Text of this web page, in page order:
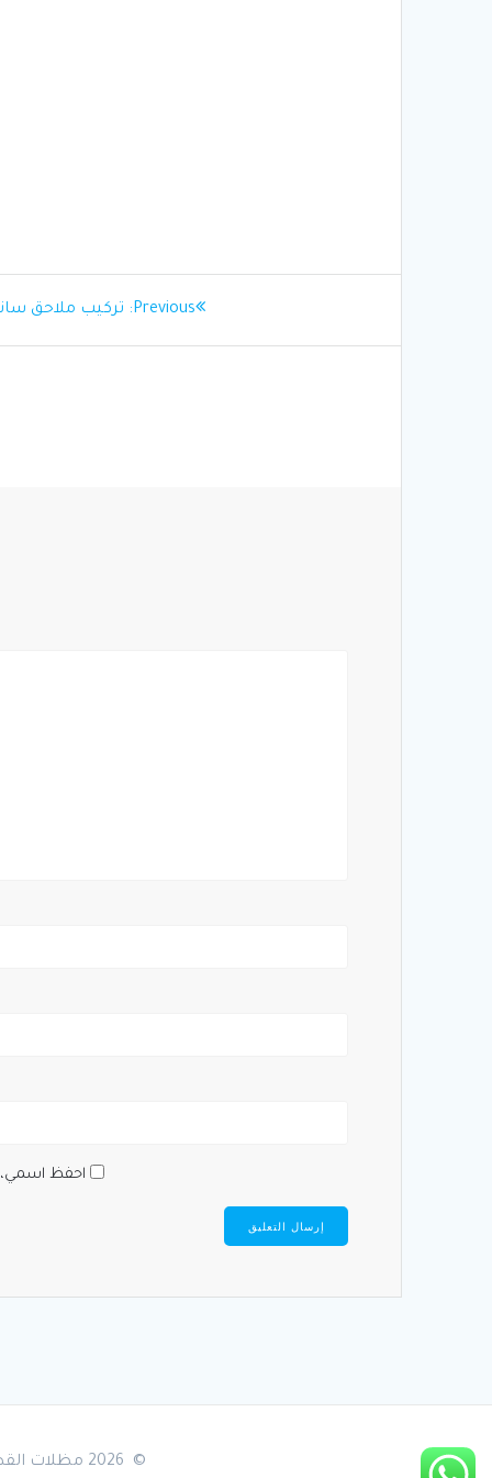
المقالات
Previous:
Previous
تركيب ملاحق
احفظ اسمي،
© 2026 مظلات القطيف والدمام والشرقية - 0533482081. Built using WordPress and the